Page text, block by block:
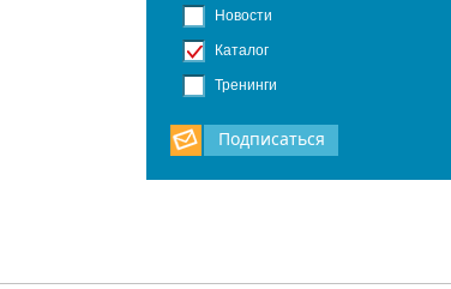
Новости
Каталог
Тренинги
Подписаться